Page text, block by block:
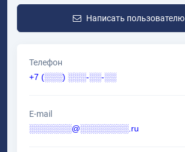
Написать пользователю
Телефон
+7 (░░░) ░░░-░░-░░
E-mail
░░░░░░░@░░░░░░░░.ru